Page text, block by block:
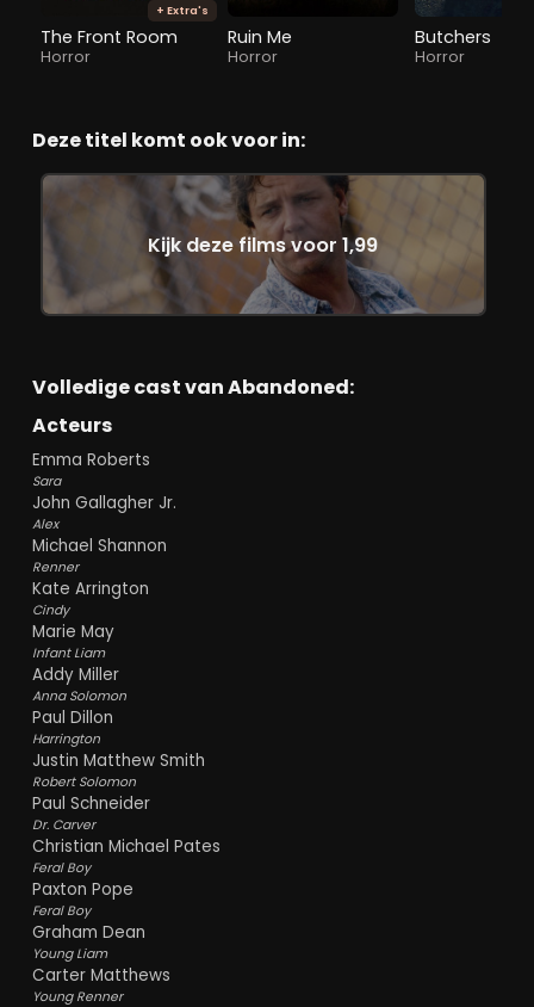
+ Extra's
The Front Room
Horror
Ruin Me
Horror
Butchers
Horror
Deze titel komt ook voor in:
Kijk deze films voor 1,99
Volledige cast van Abandoned:
Acteurs
Emma Roberts
Sara
John Gallagher Jr.
Alex
Michael Shannon
Renner
Kate Arrington
Cindy
Marie May
Infant Liam
Addy Miller
Anna Solomon
Paul Dillon
Harrington
Justin Matthew Smith
Robert Solomon
Paul Schneider
Dr. Carver
Christian Michael Pates
Feral Boy
Paxton Pope
Feral Boy
Graham Dean
Young Liam
Carter Matthews
Young Renner